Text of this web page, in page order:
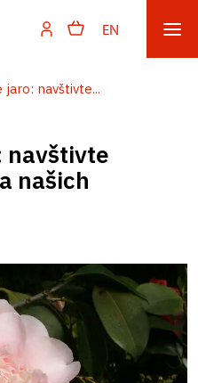
EN
jaro: navštivte...
navštivte
našich